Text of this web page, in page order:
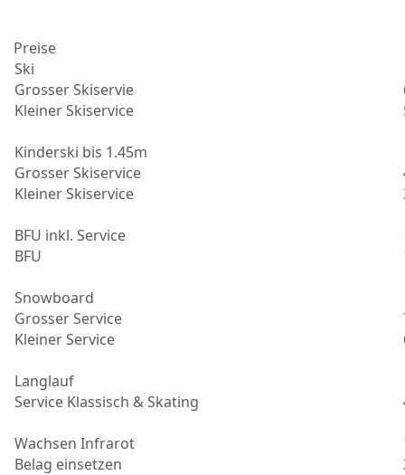
Preise
Ski
Grosser Skiservie
Kleiner Skiservice
Kinderski bis 1.45m
Grosser Skiservice
Kleiner Skiservice
BFU inkl. Service
BFU
Snowboard
Grosser Service
Kleiner Service
Langlauf
Service Klassisch & Skating
Wachsen Infrarot
Belag einsetzen